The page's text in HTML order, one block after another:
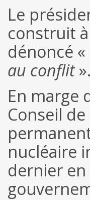
Le
construit
dénoncé «
au conflit».
En marge
Conseil
nucléaire
dernier